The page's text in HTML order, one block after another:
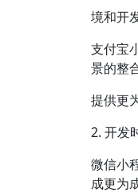
境和开
支付宝
景的整
提供更
2. 开发
微信小
成更为